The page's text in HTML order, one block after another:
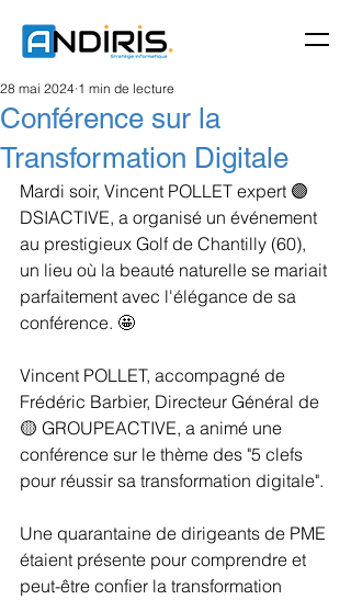
Conférence sur la
Transformation Digitale
28 mai 2024 1 min de lecture
Mardi soir, Vincent POLLET expert 🟣
DSIACTIVE, a organisé un événement
au prestigieux Golf de Chantilly (60),
un lieu où la beauté naturelle se mariait
parfaitement avec l'élégance de sa
conférence. 🤩
Vincent POLLET, accompagné de
Frédéric Barbier, Directeur Général de
🟡 GROUPEACTIVE, a animé une
conférence sur le thème des "5 clefs
pour réussir sa transformation digitale".
Une quarantaine de dirigeants de PME
étaient présente pour comprendre et
peut-être confier la transformation